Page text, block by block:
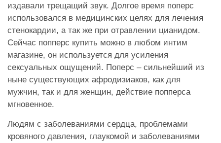
издавали трещащий звук. Долгое время поперс
использовался в медицинских целях для лечения
стенокардии, а так же при отравлении цианидом.
Сейчас попперс купить можно в любом интим
магазине, он используется для усиления
сексуальных ощущений. Поперс – сильнейший из
ныне существующих афродизиаков, как для
мужчин, так и для женщин, действие попперса
мгновенное.
Людям с заболеваниями сердца, проблемами
кровяного давления, глаукомой и заболеваниями